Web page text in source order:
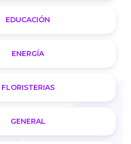
EDUCACIÓN
ENERGÍA
FLORISTERIAS
GENERAL